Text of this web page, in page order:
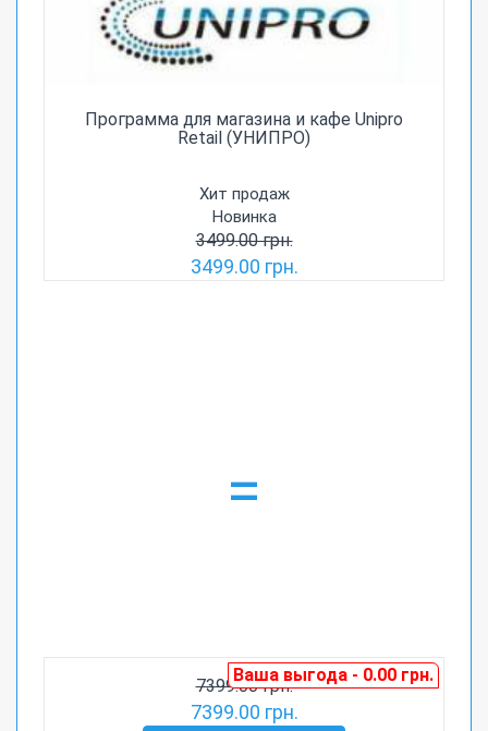
Программа для магазина и кафе Unipro
Retail (УНИПРО)
Хит продаж
Новинка
3499.00 грн.
3499.00 грн.
=
Ваша выгода - 0.00 грн.
7399.00 грн.
7399.00 грн.